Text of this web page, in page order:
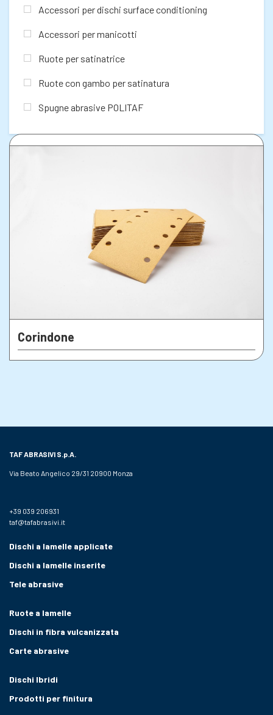
Accessori per dischi surface conditioning
Accessori per manicotti
Ruote per satinatrice
Ruote con gambo per satinatura
Spugne abrasive POLITAF
Corindone
TAF ABRASIVI S.p.A.
Via Beato Angelico 29/31 20900 Monza
+39 039 206931
taf@tafabrasivi.it
Dischi a lamelle applicate
Dischi a lamelle inserite
Tele abrasive
Ruote a lamelle
Dischi in fibra vulcanizzata
Carte abrasive
Dischi Ibridi
Prodotti per finitura